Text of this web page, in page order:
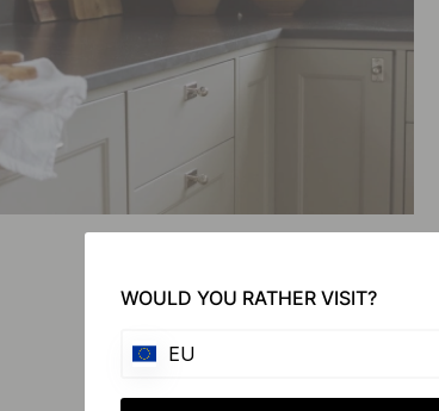
WOULD YOU RATHER VISIT?
EU